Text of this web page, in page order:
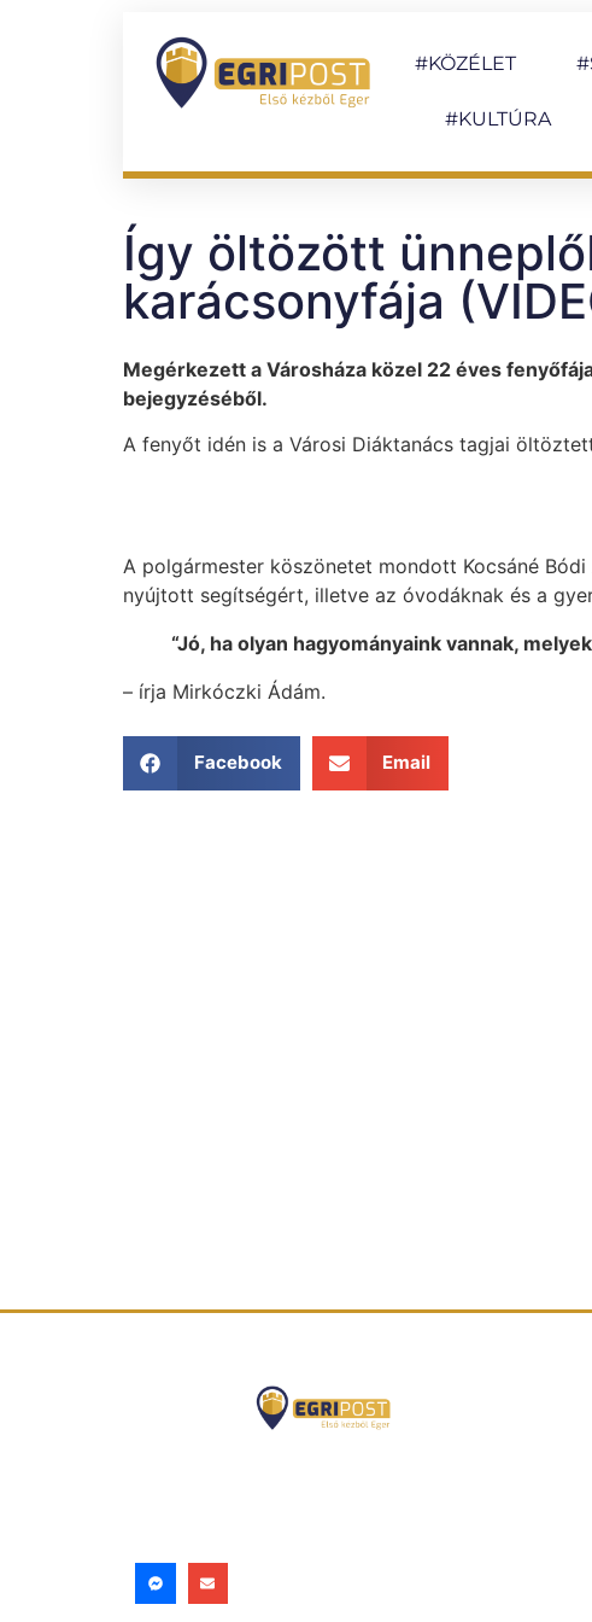
#KÖZÉLET
#KULTÚRA
Így öltözött
karácsonyfája
Megérkezett a Városháza közel 22 éves
bejegyzéséből.
A fenyőt idén is a Városi Diáktanács tagjai
A polgármester köszönetet mondott Kocsáné
nyújtott segítségért, illetve az óvodáknak és a
“Jó, ha olyan hagyományaink vannak,
– írja Mirkóczki Ádám.
Facebook Email